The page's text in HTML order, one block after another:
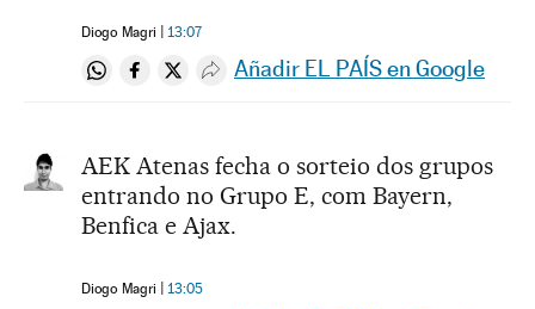
Diogo Magri 13:07
Compartir en Whatsapp
Compartir en Facebook
Compartir en Twitter
Desplegar Redes Sociales
Añadir EL PAÍS en Google
AEK Atenas fecha o sorteio dos grupos
entrando no Grupo E, com Bayern,
Benfica e Ajax.
Diogo Magri 13:05